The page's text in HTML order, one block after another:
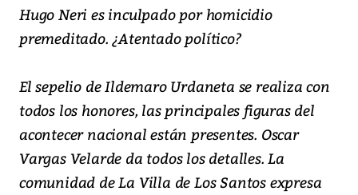
Hugo Neri es inculpado por homicidio
premeditado. ¿Atentado político?
El sepelio de Ildemaro Urdaneta se realiza con
todos los honores, las principales figuras del
acontecer nacional están presentes. Oscar
Vargas Velarde da todos los detalles. La
comunidad de La Villa de Los Santos expresa